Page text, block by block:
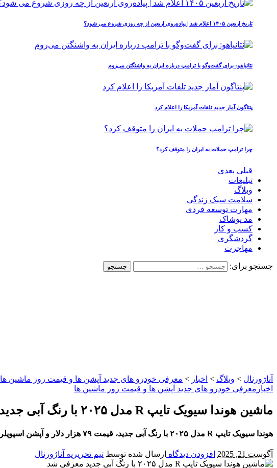
تاریخ اربعین ۱۴۰۵ اعلام شد | پیاده‌روی اربعین از چه روزی شروع می‌ شود؟
نتانیاهو: برای گفت‌وگو با ترامپ درباره ایران به واشنگتن می‌روم
پنتاگون آمار جدید تلفات آمریکا را اعلام کرد
چرا ترامپ حملات به ایران را متوقف کرد؟
قبلی بعدی
تبلیغات
وبلاگ
سلامت سبک زندگی
مهارت توسعه فردی
مد پوشاک
کسب و کار
گردشگری
مهاجرت
جستجو برای:
آناژورنال > وبلاگ > اخبار > معرفی خودرو های جدید آپشن‌ ها و قیمت روز ماشین‌ ها
اخبار معرفی خودرو های جدید آپشن‌ ها و قیمت روز ماشین‌ ها
ماشین هوندا سیویک تایپ R مدل ۲۰۲۵ با رنگ آبی جدید معرفی شد
هوندا سیویک تایپ R مدل ۲۰۲۵ با رنگ آبی جدید، قیمت ۷۹ هزار دلار و آپشن اسپویلر فیبرکربنی معرفی شد. مشخصات فنی بدون تغییر باقی مانده است.
آگوست 21, 2025 افزودن دیدگاه ارسال شده توسط تیم تحریریه آناژورنال